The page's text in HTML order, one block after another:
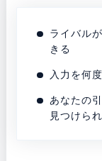
ライバル
きる
入力を何
あなたの
見つけら